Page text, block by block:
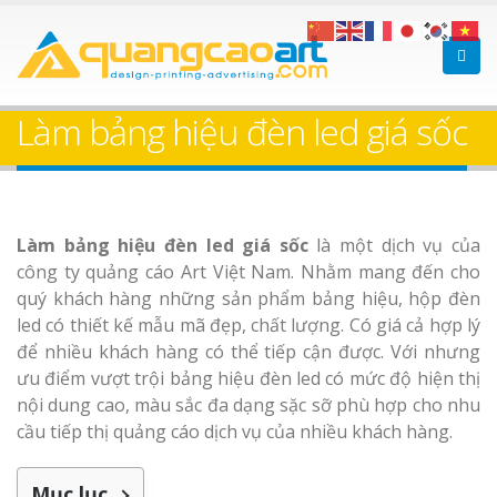
Làm bảng hiệu đèn led giá sốc
Làm bảng hiệu đèn led giá sốclà một dịch vụ của
công ty quảng cáo Art Việt Nam. Nhằm mang đến cho
quý khách hàng những sản phẩm bảng hiệu, hộp đèn
led có thiết kế mẫu mã đẹp, chất lượng. Có giá cả hợp lý
để nhiều khách hàng có thể tiếp cận được. Với nhưng
ưu điểm vượt trội bảng hiệu đèn led có mức độ hiện thị
nội dung cao, màu sắc đa dạng sặc sỡ phù hợp cho nhu
cầu tiếp thị quảng cáo dịch vụ của nhiều khách hàng.
Làm bảng hiệu gỗ tại
Bảng gỗ treo cửa
theo yêu cầu
Làm Biển
Làm bảng
Làm biển
Thuận An
Dương
Thi công
cáo Thuận
Dương